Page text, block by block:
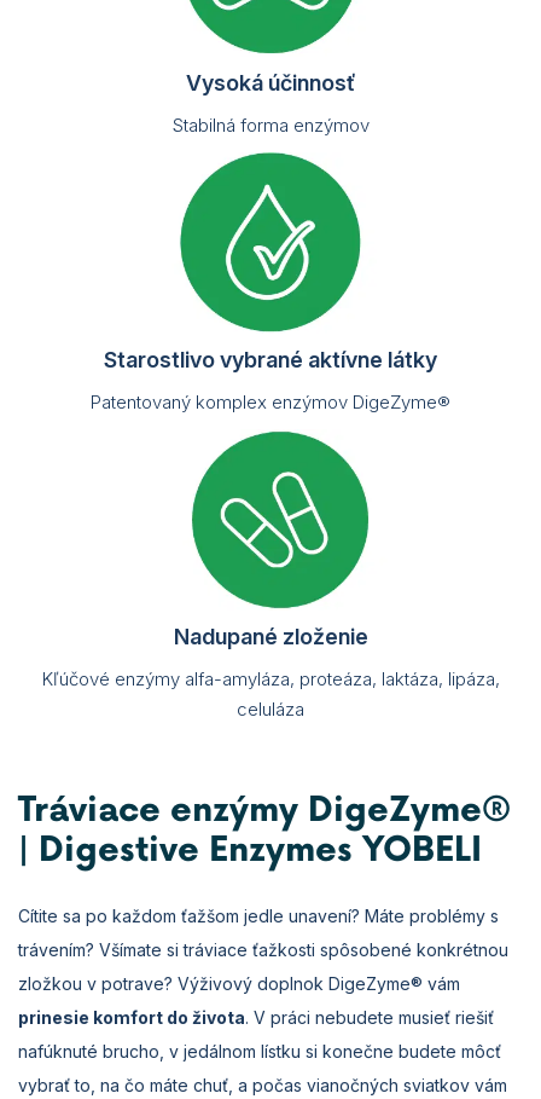
Vysoká účinnosť
Stabilná forma enzýmov
Starostlivo vybrané aktívne látky
Patentovaný komplex enzýmov DigeZyme®
Nadupané zloženie
Kľúčové enzýmy alfa-amyláza, proteáza, laktáza, lipáza,
celuláza
Tráviace enzýmy DigeZyme®
| Digestive Enzymes YOBELI
Cítite sa po každom ťažšom jedle unavení? Máte problémy s
trávením? Všímate si tráviace ťažkosti spôsobené konkrétnou
zložkou v potrave? Výživový doplnok DigeZyme® vám
prinesie komfort do života. V práci nebudete musieť riešiť
nafúknuté brucho, v jedálnom lístku si konečne budete môcť
vybrať to, na čo máte chuť, a počas vianočných sviatkov vám